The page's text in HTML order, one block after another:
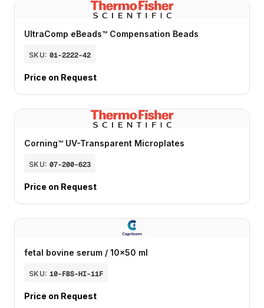
UltraComp eBeads™ Compensation Beads
SKU: 01-2222-42
Price on Request
Corning™ UV-Transparent Microplates
SKU: 07-200-623
Price on Request
fetal bovine serum / 10x50 ml
SKU: 10-FBS-HI-11F
Price on Request